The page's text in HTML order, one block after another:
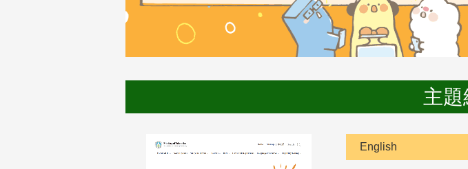
主題
English